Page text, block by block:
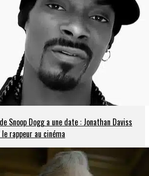
Snoop Dogg a une date : Jonathan Daviss
rappeur au cinéma